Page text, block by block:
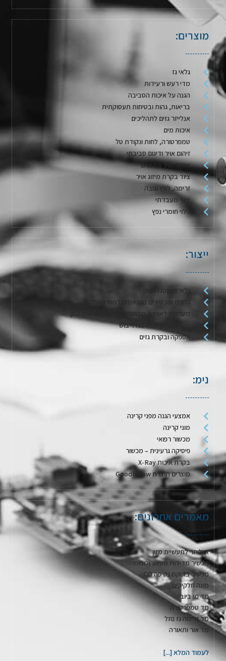
מוצרים:
גלאי גז
מדי רעש ורעידות
הגנה על איכות הסביבה
בריאות, גהות ובטיחות תעסוקתית
אנלייזר גזים לתהליכים
איכות מים
טמפרטורה, לחות ונקודת טל
זיהום אויר ודיגום סביבתי
איכות אויר במבנים
ציוד בקרת מיזוג אויר
זרימה, לחץ וגובה
ציוד מעבדתי
גילוי חומרי נפץ
ייצור:
גלאי גז סטנדרטים
גלאים ומכשירים מותאמים למפרט הלקוח
מערכות לאווירה מבוקרת / דגימת אריזות מזון
מערכות לשטיפה בגז וייבוש
אספקה ובקרת גזים
נימ:
אמצעי הגנה מפני קרינה
מוני קרינה
מכשור רפואי
פיסיקה גרעינית – מכשור
בקרת איכות X-Ray
מוצרים תוצרת Goodfellow
מאמרים אחרונים:
אנלייזר לתעשיית מזון
מכשיר מדידות מטאורולוגיות
מכשיר בדיקת נשיפה CO
מונה חלקיקים
מד מי ביוב
מד טמפרטורה
מד זרימה גז נוזל
מד אור ותאורה
לעמוד המלא [...]